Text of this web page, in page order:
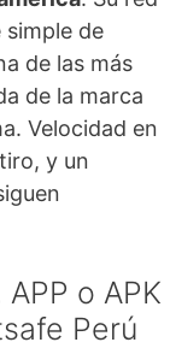
simple de
de las más
de la marca
Velocidad en
y un
o APK
Perú